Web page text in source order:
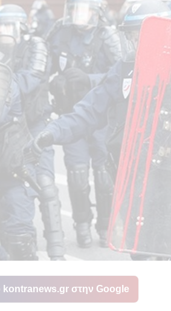
kontranews.gr στην Google